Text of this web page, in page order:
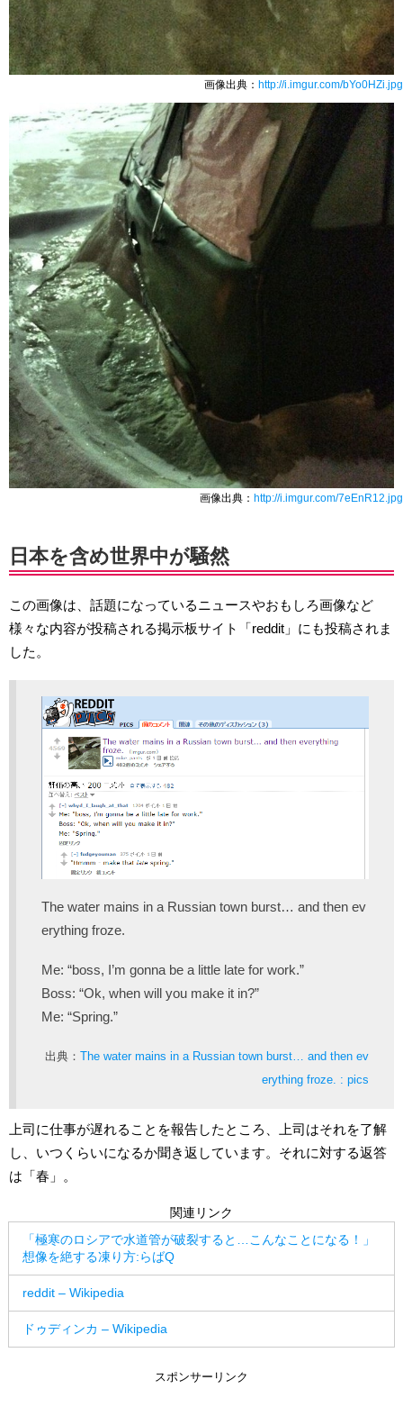
画像出典： http://i.imgur.com/bYo0HZi.jpg
画像出典： http://i.imgur.com/7eEnR12.jpg
日本を含め世界中が騒然
この画像は、話題になっているニュースやおもしろ画像など
様々な内容が投稿される掲示板サイト「reddit」にも投稿されま
した。
The water mains in a Russian town burst… and then ev
erything froze.
Me: “boss, I’m gonna be a little late for work.”
Boss: “Ok, when will you make it in?”
Me: “Spring.”
出典： The water mains in a Russian town burst… and then ev
erything froze. : pics
上司に仕事が遅れることを報告したところ、上司はそれを了解
し、いつくらいになるか聞き返しています。それに対する返答
は「春」。
関連リンク
「極寒のロシアで水道管が破裂すると…こんなことになる！」
想像を絶する凍り方:らばQ
reddit – Wikipedia
ドゥディンカ – Wikipedia
スポンサーリンク